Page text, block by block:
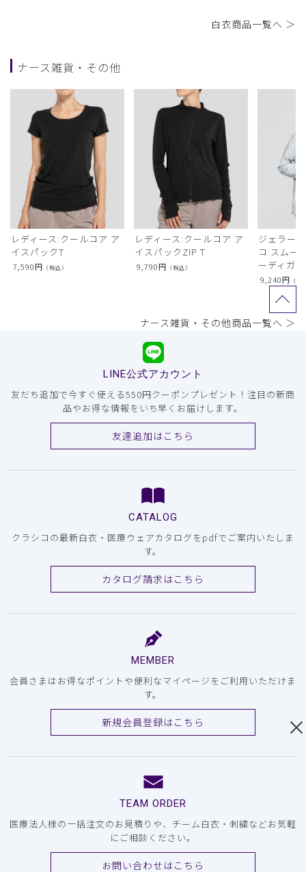
白衣商品一覧へ ＞
ナース雑貨・その他
レディース:クールコア ア
イスパックT
7,590円 （税込）
レディース:クールコア ア
イスパックZIP T
9,790円 （税込）
ジェラー
コ:スムー
ーディガン
9,240円 （税
ナース雑貨・その他商品一覧へ ＞
LINE公式アカウント
友だち追加で今すぐ使える550円クーポンプレゼント！注目の新商
品やお得な情報をいち早くお届けします。
友達追加はこちら
CATALOG
クラシコの最新白衣・医療ウェアカタログをpdfでご案内いたしま
す。
カタログ請求はこちら
MEMBER
会員さまはお得なポイントや便利なマイページをご利用いただけま
す。
新規会員登録はこちら
TEAM ORDER
医療法人様の一括注文のお見積りや、チーム白衣・刺繍などお気軽
にご相談ください。
お問い合わせはこちら